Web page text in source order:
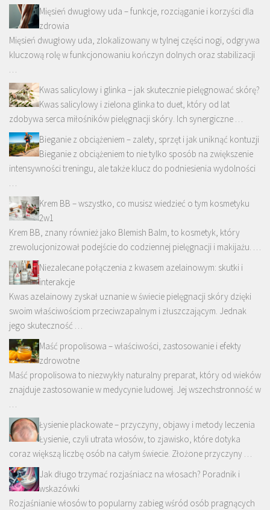
Mięsień dwugłowy uda – funkcje, rozciąganie i korzyści dla
zdrowia
Mięsień dwugłowy uda, zlokalizowany w tylnej części nogi, odgrywa
kluczową rolę w funkcjonowaniu kończyn dolnych oraz stabilizacji
…
Kwas salicylowy i glinka – jak skutecznie pielęgnować skórę?
Kwas salicylowy i zielona glinka to duet, który od lat
zdobywa serca miłośników pielęgnacji skóry. Ich synergiczne …
Bieganie z obciążeniem – zalety, sprzęt i jak uniknąć kontuzji
Bieganie z obciążeniem to nie tylko sposób na zwiększenie
intensywności treningu, ale także klucz do podniesienia wydolności
…
Krem BB – wszystko, co musisz wiedzieć o tym kosmetyku
2w1
Krem BB, znany również jako Blemish Balm, to kosmetyk, który
zrewolucjonizował podejście do codziennej pielęgnacji i makijażu. …
Niezalecane połączenia z kwasem azelainowym: skutki i
interakcje
Kwas azelainowy zyskał uznanie w świecie pielęgnacji skóry dzięki
swoim właściwościom przeciwzapalnym i złuszczającym. Jednak
jego skuteczność …
Maść propolisowa – właściwości, zastosowanie i efekty
zdrowotne
Maść propolisowa to niezwykły naturalny preparat, który od wieków
znajduje zastosowanie w medycynie ludowej. Jej wszechstronność w
…
Łysienie plackowate – przyczyny, objawy i metody leczenia
Łysienie, czyli utrata włosów, to zjawisko, które dotyka
coraz większą liczbę osób na całym świecie. Złożone przyczyny …
Jak długo trzymać rozjaśniacz na włosach? Poradnik i
wskazówki
Rozjaśnianie włosów to popularny zabieg wśród osób pragnących